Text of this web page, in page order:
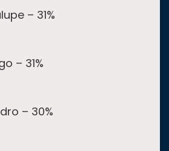
– 31%
– 31%
– 30%